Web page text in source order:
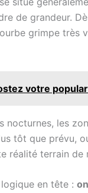
de grandeur.
grimpe très
votre
les
tôt que prévu,
réalité terrain
en tête :